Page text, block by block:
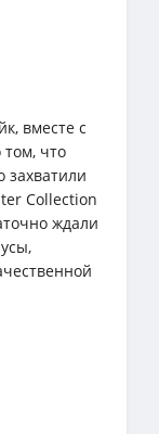
вместе с
что
захватили
Collection
ждали